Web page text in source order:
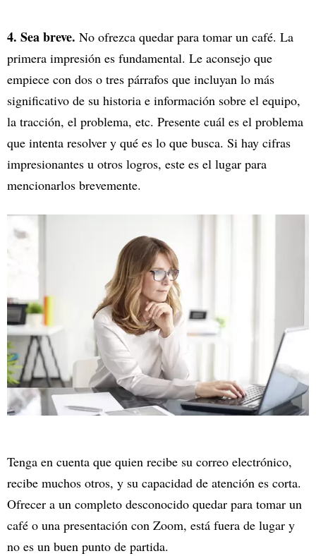
4. Sea breve. No ofrezca quedar para tomar un café. La
primera impresión es fundamental. Le aconsejo que
empiece con dos o tres párrafos que incluyan lo más
significativo de su historia e información sobre el equipo,
la tracción, el problema, etc. Presente cuál es el problema
que intenta resolver y qué es lo que busca. Si hay cifras
impresionantes u otros logros, este es el lugar para
mencionarlos brevemente.
Tenga en cuenta que quien recibe su correo electrónico,
recibe muchos otros, y su capacidad de atención es corta.
Ofrecer a un completo desconocido quedar para tomar un
café o una presentación con Zoom, está fuera de lugar y
no es un buen punto de partida.